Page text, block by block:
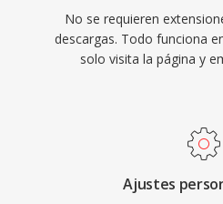
No se requieren
descargas. Todo funciona
solo visita la página y
Ajustes